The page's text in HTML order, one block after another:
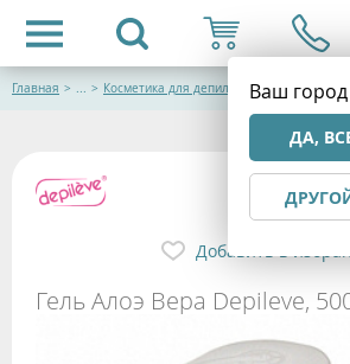
Ваш
ДА,
Главная > ... > Косметика для депиляции
Гель Алоэ Вера Depileve,
Добавить в